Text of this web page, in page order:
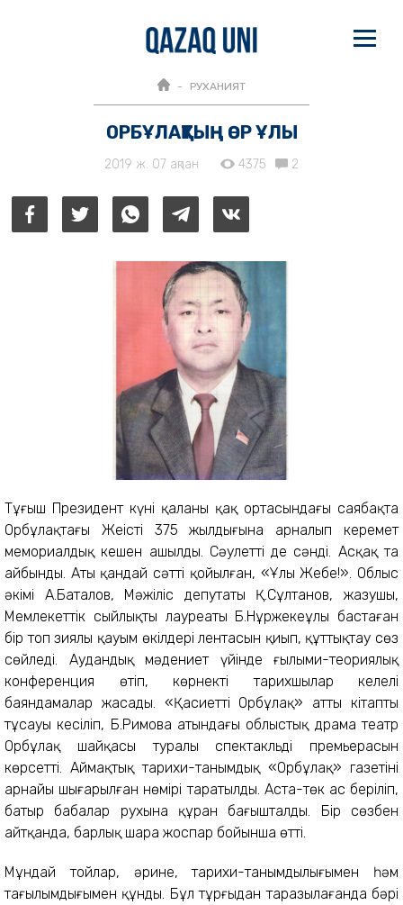
РУХАНИЯТ
ОРБҰЛАҚТЫҢ ӨР ҰЛЫ
2019 ж. 07 ақпан 4375 2
Тұңғыш Президент күні қаланың қақ ортасындағы саябақта
Орбұлақтағы Жеңістің 375 жылдығына арналып керемет
мемориалдық кешен ашылды. Сәулетті де сәнді. Асқақ та
айбынды. Аты қандай сәтті қойылған, «Ұлы Жебе!». Облыс
әкімі А.Баталов, Мәжіліс депутаты Қ.Сұлтанов, жазушы,
Мемлекеттік сыйлықтың лауреаты Б.Нұржекеұлы бастаған
бір топ зиялы қауым өкілдері лентасын қиып, құттықтау сөз
сөйледі. Аудандық мәдениет үйінде ғылыми-теориялық
конференция өтіп, көрнекті тарихшылар келелі
баяндамалар жасады. «Қасиетті Орбұлақ» атты кітаптың
тұсауы кесіліп, Б.Римова атындағы облыстық драма театр
Орбұлақ шайқасы туралы спектакльдің премьерасын
көрсетті. Аймақтық тарихи-танымдық «Орбұлақ» газетінің
арнайы шығарылған нөмірі таратылды. Аста-төк ас беріліп,
батыр бабалар рухына құран бағышталды. Бір сөзбен
айтқанда, барлық шара жоспар бойынша өтті.
Мұндай тойлар, әрине, тарихи-танымдылығымен һәм
тағылымдығымен құнды. Бұл тұрғыдан таразылағанда бәрі